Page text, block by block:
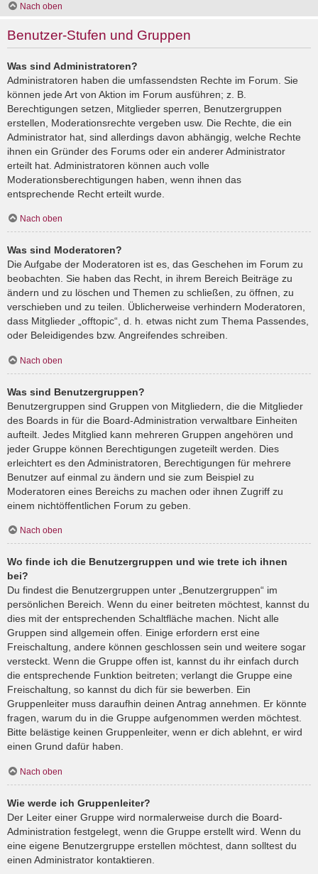
Nach oben
Benutzer-Stufen und Gruppen
Was sind Administratoren?
Administratoren haben die umfassendsten Rechte im Forum. Sie
können jede Art von Aktion im Forum ausführen; z. B.
Berechtigungen setzen, Mitglieder sperren, Benutzergruppen
erstellen, Moderationsrechte vergeben usw. Die Rechte, die ein
Administrator hat, sind allerdings davon abhängig, welche Rechte
ihnen ein Gründer des Forums oder ein anderer Administrator
erteilt hat. Administratoren können auch volle
Moderationsberechtigungen haben, wenn ihnen das
entsprechende Recht erteilt wurde.
Nach oben
Was sind Moderatoren?
Die Aufgabe der Moderatoren ist es, das Geschehen im Forum zu
beobachten. Sie haben das Recht, in ihrem Bereich Beiträge zu
ändern und zu löschen und Themen zu schließen, zu öffnen, zu
verschieben und zu teilen. Üblicherweise verhindern Moderatoren,
dass Mitglieder „offtopic“, d. h. etwas nicht zum Thema Passendes,
oder Beleidigendes bzw. Angreifendes schreiben.
Nach oben
Was sind Benutzergruppen?
Benutzergruppen sind Gruppen von Mitgliedern, die die Mitglieder
des Boards in für die Board-Administration verwaltbare Einheiten
aufteilt. Jedes Mitglied kann mehreren Gruppen angehören und
jeder Gruppe können Berechtigungen zugeteilt werden. Dies
erleichtert es den Administratoren, Berechtigungen für mehrere
Benutzer auf einmal zu ändern und sie zum Beispiel zu
Moderatoren eines Bereichs zu machen oder ihnen Zugriff zu
einem nichtöffentlichen Forum zu geben.
Nach oben
Wo finde ich die Benutzergruppen und wie trete ich ihnen
bei?
Du findest die Benutzergruppen unter „Benutzergruppen“ im
persönlichen Bereich. Wenn du einer beitreten möchtest, kannst du
dies mit der entsprechenden Schaltfläche machen. Nicht alle
Gruppen sind allgemein offen. Einige erfordern erst eine
Freischaltung, andere können geschlossen sein und weitere sogar
versteckt. Wenn die Gruppe offen ist, kannst du ihr einfach durch
die entsprechende Funktion beitreten; verlangt die Gruppe eine
Freischaltung, so kannst du dich für sie bewerben. Ein
Gruppenleiter muss daraufhin deinen Antrag annehmen. Er könnte
fragen, warum du in die Gruppe aufgenommen werden möchtest.
Bitte belästige keinen Gruppenleiter, wenn er dich ablehnt, er wird
einen Grund dafür haben.
Nach oben
Wie werde ich Gruppenleiter?
Der Leiter einer Gruppe wird normalerweise durch die Board-
Administration festgelegt, wenn die Gruppe erstellt wird. Wenn du
eine eigene Benutzergruppe erstellen möchtest, dann solltest du
einen Administrator kontaktieren.